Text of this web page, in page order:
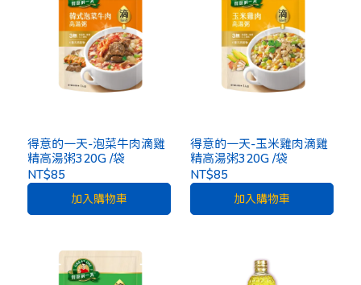
得意的一天-泡菜牛肉滴雞
精高湯粥320G /袋
NT$85
加入購物車
得意的一天-玉米雞肉滴雞
精高湯粥320G /袋
NT$85
加入購物車